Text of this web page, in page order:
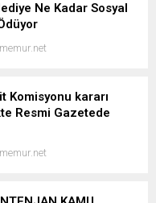
Ne Kadar Sosyal
Komisyonu kararı
Resmi Gazetede